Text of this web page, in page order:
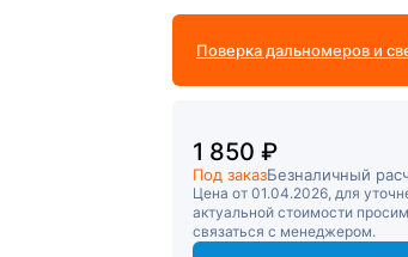
Поверка дальномеров и
1 850 ₽
Под заказБезналичный
Цена от 01.04.2026, для
актуальной стоимости просим
связаться с менеджером.